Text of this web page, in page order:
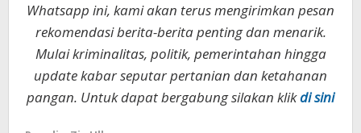
Whatsapp ini, kami akan terus mengirimkan pesan
rekomendasi berita-berita penting dan menarik.
Mulai kriminalitas, politik, pemerintahan hingga
update kabar seputar pertanian dan ketahanan
pangan. Untuk dapat bergabung silakan klikdi sini